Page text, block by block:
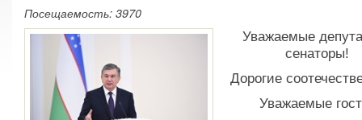
Посещаемость: 3970
Уважаемые
сенаторы!
Дорогие
Уважаемые